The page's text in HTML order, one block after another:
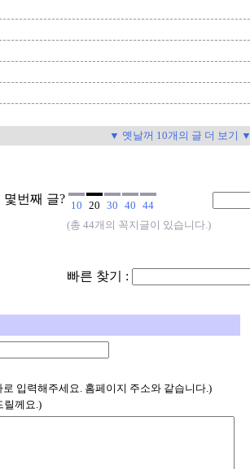
▼ 옛날꺼 10개의 글 더 보기 ▼
몇번째 글? 10 20 30 40 44
(총 44개의 꼭지글이 있습니다.)
빠른 찾기 :
입력해주세요. 홈페이지 주소와 같습니다.)
릴께요.)